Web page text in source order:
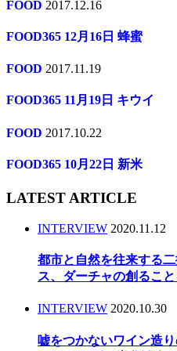
FOOD 2017.12.16
FOOD365 12月16日 蜂蜜
FOOD 2017.11.19
FOOD365 11月19日 キウイ
FOOD 2017.10.22
FOOD365 10月22日 新米
LATEST ARTICLE
INTERVIEW 2020.11.12
都市と自然を往来する
ス、ダーチャの創るこ
INTERVIEW 2020.10.30
嘘をつかないワイン造